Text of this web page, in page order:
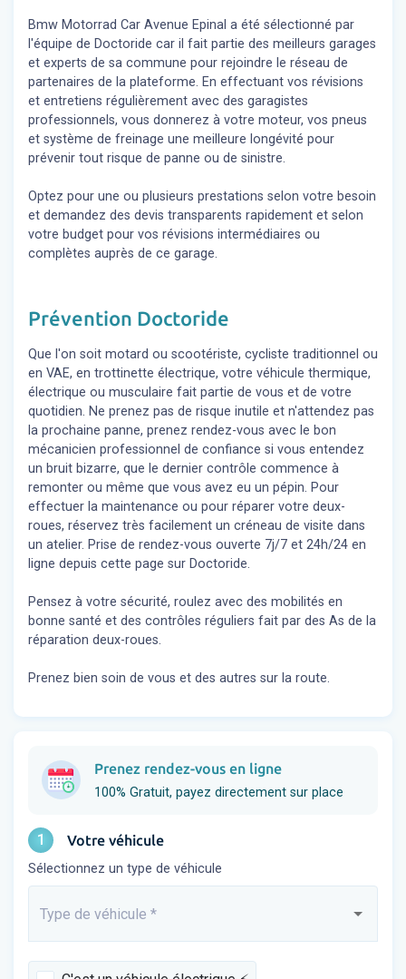
Bmw Motorrad Car Avenue Epinal a été sélectionné par
l'équipe de Doctoride car il fait partie des meilleurs garages
et experts de sa commune pour rejoindre le réseau de
partenaires de la plateforme. En effectuant vos révisions
et entretiens régulièrement avec des garagistes
professionnels, vous donnerez à votre moteur, vos pneus
et système de freinage une meilleure longévité pour
prévenir tout risque de panne ou de sinistre.
Optez pour une ou plusieurs prestations selon votre besoin
et demandez des devis transparents rapidement et selon
votre budget pour vos révisions intermédiaires ou
complètes auprès de ce garage.
Prévention Doctoride
Que l'on soit motard ou scootériste, cycliste traditionnel ou
en VAE, en trottinette électrique, votre véhicule thermique,
électrique ou musculaire fait partie de vous et de votre
quotidien. Ne prenez pas de risque inutile et n'attendez pas
la prochaine panne, prenez rendez-vous avec le bon
mécanicien professionnel de confiance si vous entendez
un bruit bizarre, que le dernier contrôle commence à
remonter ou même que vous avez eu un pépin. Pour
effectuer la maintenance ou pour réparer votre deux-
roues, réservez très facilement un créneau de visite dans
un atelier. Prise de rendez-vous ouverte 7j/7 et 24h/24 en
ligne depuis cette page sur Doctoride.
Pensez à votre sécurité, roulez avec des mobilités en
bonne santé et des contrôles réguliers fait par des As de la
réparation deux-roues.
Prenez bien soin de vous et des autres sur la route.
Prenez rendez-vous en ligne
100% Gratuit, payez directement sur place
1 Votre véhicule
Sélectionnez un type de véhicule
Saisissez...
Type de véhicule *